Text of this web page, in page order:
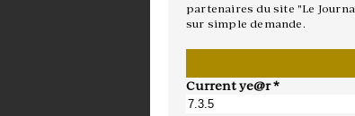
partenaires du site "Le
sur simple demande.
Current ye@r*